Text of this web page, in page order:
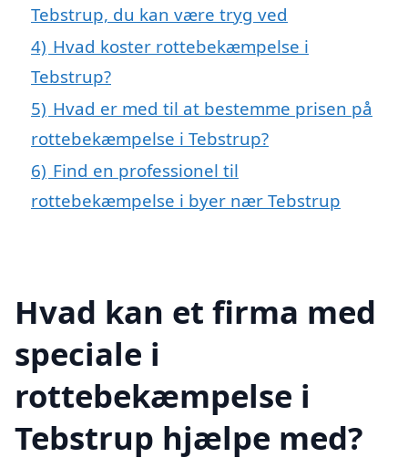
Tebstrup, du kan være tryg ved
4) Hvad koster rottebekæmpelse i
Tebstrup?
5) Hvad er med til at bestemme prisen på
rottebekæmpelse i Tebstrup?
6) Find en professionel til
rottebekæmpelse i byer nær Tebstrup
Hvad kan et firma med
speciale i
rottebekæmpelse i
Tebstrup hjælpe med?